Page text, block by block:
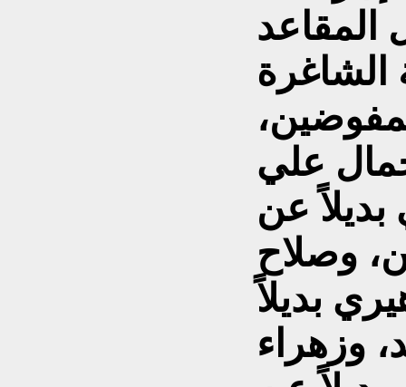
المقاعد
علي
عن
وصلاح
بديلاً
وزهراء